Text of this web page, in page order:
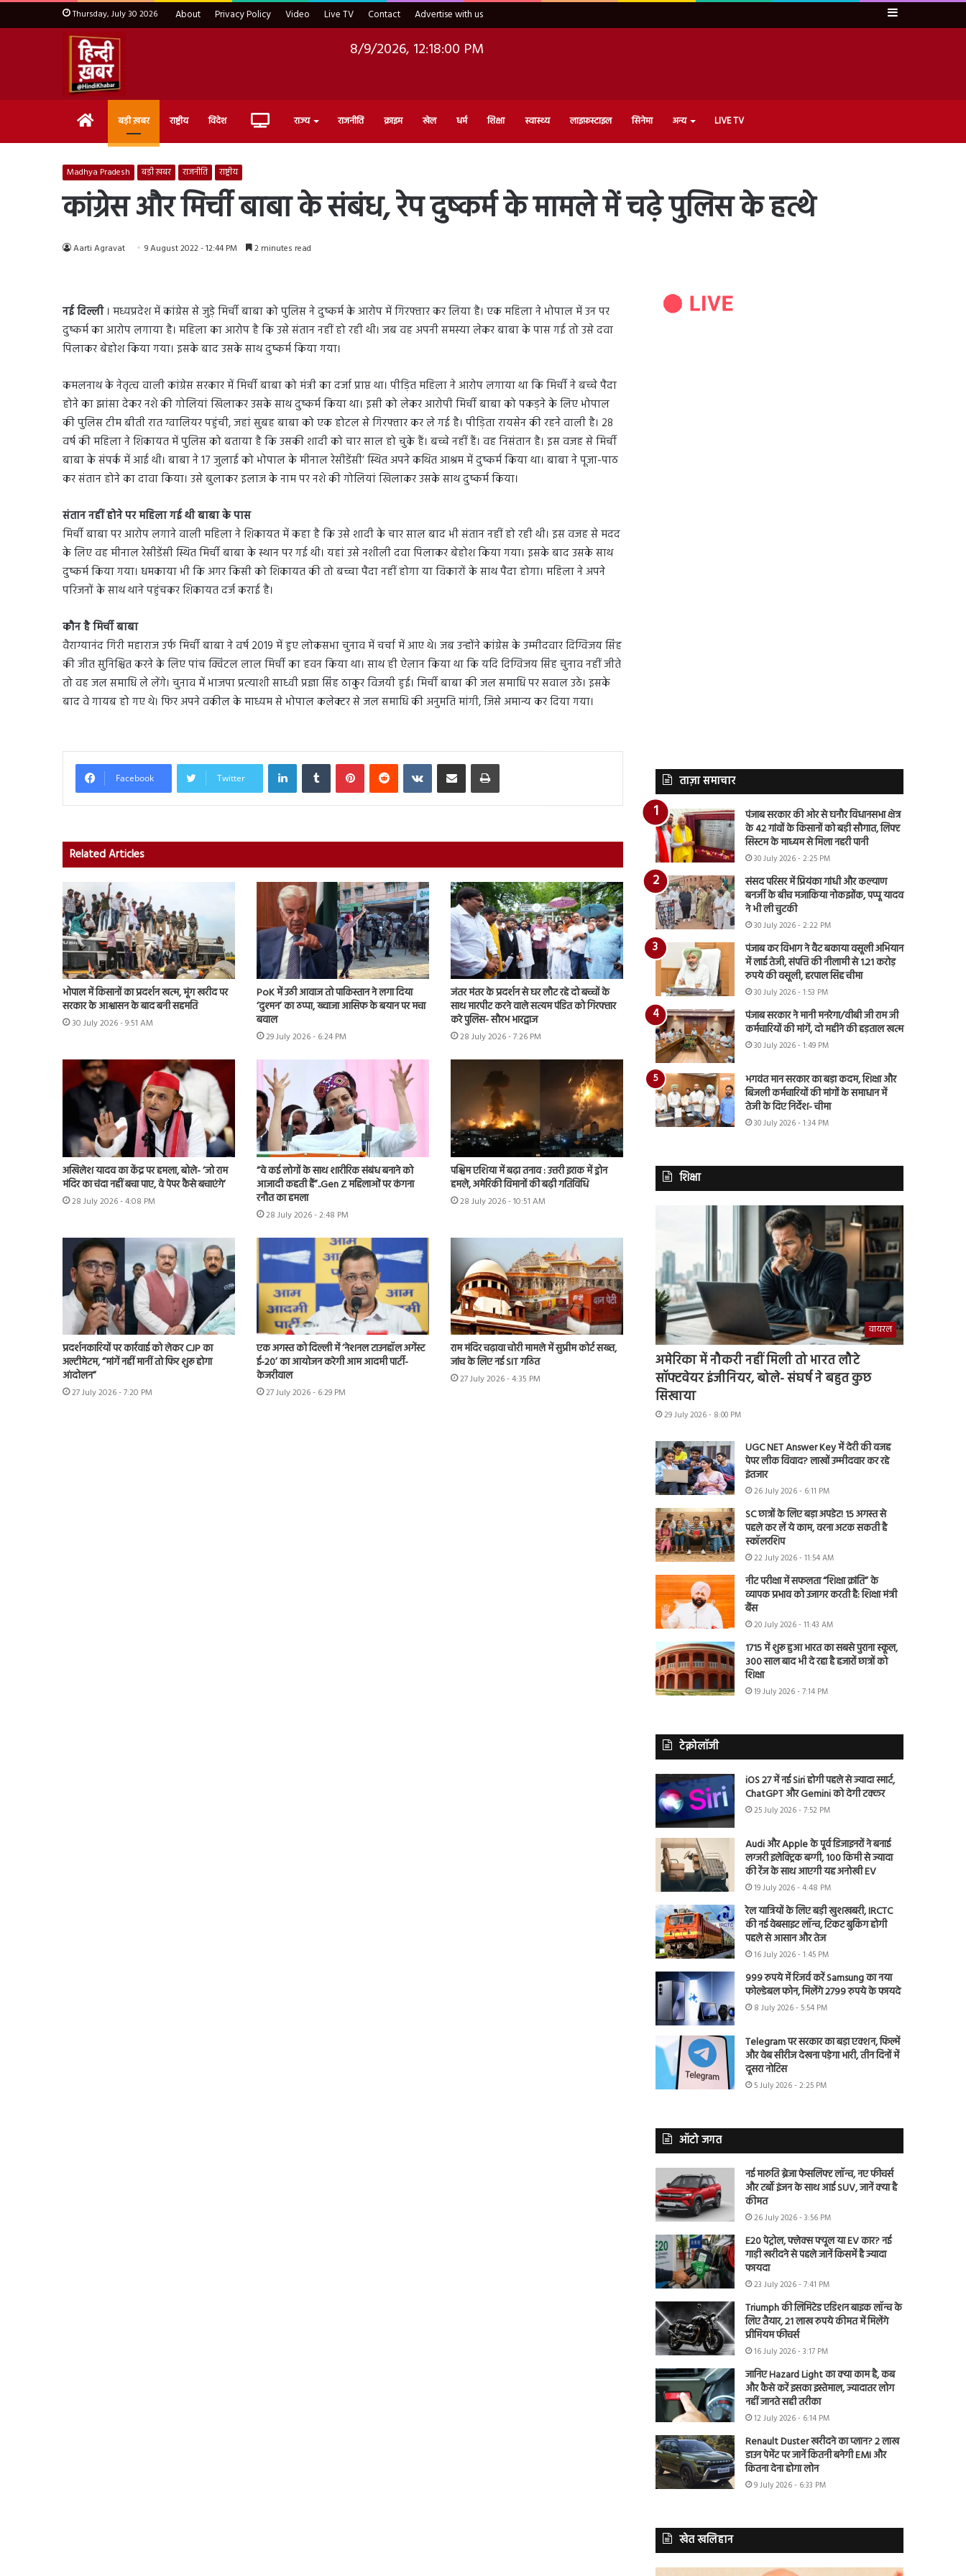
Thursday, July 30 2026 About Privacy Policy Video Live TV Contact Advertise with us Sidebar
8/9/2026, 12:18:01 PM
Home बड़ी ख़बर राष्ट्रीय विदेश Live राज्य राजनीति क्राइम खेल धर्म शिक्षा स्वास्थ्य लाइफ़स्टाइल सिनेमा अन्य LIVE TV
Madhya Pradesh बड़ी ख़बर राजनीति राष्ट्रीय
कांग्रेस और मिर्ची बाबा के संबंध, रेप दुष्कर्म के मामले में चढ़े पुलिस के हत्थे
Aarti Agravat 9 August 2022 - 12:44 PM 2 minutes read
नई दिल्ली। मध्यप्रदेश में कांग्रेस से जुड़े मिर्ची बाबा को पुलिस ने दुष्कर्म के आरोप में गिरफ्तार कर लिया है। एक महिला ने भोपाल में उन पर
दुष्कर्म का आरोप लगाया है। महिला का आरोप है कि उसे संतान नहीं हो रही थी। जब वह अपनी समस्या लेकर बाबा के पास गई तो उसे दवा
पिलाकर बेहोश किया गया। इसके बाद उसके साथ दुष्कर्म किया गया।
कमलनाथ के नेतृत्व वाली कांग्रेस सरकार में मिर्ची बाबा को मंत्री का दर्जा प्राप्त था। पीड़ित महिला ने आरोप लगाया था कि मिर्ची ने बच्चे पैदा
होने का झांसा देकर नशे की गोलियां खिलाकर उसके साथ दुष्कर्म किया था। इसी को लेकर आरोपी मिर्ची बाबा को पकड़ने के लिए भोपाल
की पुलिस टीम बीती रात ग्वालियर पहुंची, जहां सुबह बाबा को एक होटल से गिरफ्तार कर ले गई है। पीड़िता रायसेन की रहने वाली है। 28
वर्ष की महिला ने शिकायत में पुलिस को बताया है कि उसकी शादी को चार साल हो चुके हैं। बच्चे नहीं हैं। वह निसंतान है। इस वजह से मिर्ची
बाबा के संपर्क में आई थी। बाबा ने 17 जुलाई को भोपाल के मीनाल रेसीडेंसी’ स्थित अपने कथित आश्रम में दुष्कर्म किया था। बाबा ने पूजा-पाठ
कर संतान होने का दावा किया। उसे बुलाकर इलाज के नाम पर नशे की गोलियां खिलाकर उसके साथ दुष्कर्म किया।
संतान नहीं होने पर महिला गई थी बाबा के पास
मिर्ची बाबा पर आरोप लगाने वाली महिला ने शिकायत में कहा है कि उसे शादी के चार साल बाद भी संतान नहीं हो रही थी। इस वजह से मदद
के लिए वह मीनाल रेसीडेंसी स्थित मिर्ची बाबा के स्थान पर गई थी। यहां उसे नशीली दवा पिलाकर बेहोश किया गया। इसके बाद उसके साथ
दुष्कर्म किया गया। धमकाया भी कि अगर किसी को शिकायत की तो बच्चा पैदा नहीं होगा या विकारों के साथ पैदा होगा। महिला ने अपने
परिजनों के साथ थाने पहुंचकर शिकायत दर्ज कराई है।
कौन है मिर्ची बाबा
वैराग्यानंद गिरी महाराज उर्फ मिर्ची बाबा ने वर्ष 2019 में हुए लोकसभा चुनाव में चर्चा में आए थे। जब उन्होंने कांग्रेस के उम्मीदवार दिग्विजय सिंह
की जीत सुनिश्चित करने के लिए पांच क्विंटल लाल मिर्ची का हवन किया था। साथ ही ऐलान किया था कि यदि दिग्विजय सिंह चुनाव नहीं जीते
तो वह जल समाधि ले लेंगे। चुनाव में भाजपा प्रत्याशी साध्वी प्रज्ञा सिंह ठाकुर विजयी हुई। मिर्ची बाबा की जल समाधि पर सवाल उठे। इसके
बाद वे गायब हो गए थे। फिर अपने वकील के माध्यम से भोपाल कलेक्टर से जल समाधि की अनुमति मांगी, जिसे अमान्य कर दिया गया।
Facebook Twitter
LinkedInTumblr PinterestReddit VKontakteShare via Email Print
Related Articles
भोपाल में किसानों का प्रदर्शन खत्म, मूंग खरीद पर
सरकार के आश्वासन के बाद बनी सहमति
30 July 2026 - 9:51 AM
PoK में उठी आवाज तो पाकिस्तान ने लगा दिया
‘दुश्मन’ का ठप्पा, ख्वाजा आसिफ के बयान पर मचा
बवाल
29 July 2026 - 6:24 PM
जंतर मंतर के प्रदर्शन से घर लौट रहे दो बच्चों के
साथ मारपीट करने वाले सत्यम पंडित को गिरफ्तार
करे पुलिस- सौरभ भारद्वाज
28 July 2026 - 7:26 PM
अखिलेश यादव का केंद्र पर हमला, बोले- ‘जो राम
मंदिर का चंदा नहीं बचा पाए, वे पेपर कैसे बचाएंगे’
28 July 2026 - 4:08 PM
“वे कई लोगों के साथ शारीरिक संबंध बनाने को
आजादी कहती हैं”..Gen Z महिलाओं पर कंगना
रनौत का हमला
28 July 2026 - 2:48 PM
पश्चिम एशिया में बढ़ा तनाव : उत्तरी इराक में ड्रोन
हमले, अमेरिकी विमानों की बढ़ी गतिविधि
28 July 2026 - 10:51 AM
प्रदर्शनकारियों पर कार्रवाई को लेकर CJP का
अल्टीमेटम, “मांगें नहीं मानीं तो फिर शुरू होगा
आंदोलन”
27 July 2026 - 7:20 PM
एक अगस्त को दिल्ली में ‘नेशनल टाउनहॉल अगेंस्ट
ई-20’ का आयोजन करेगी आम आदमी पार्टी-
केजरीवाल
27 July 2026 - 6:29 PM
राम मंदिर चढ़ावा चोरी मामले में सुप्रीम कोर्ट सख्त,
जांच के लिए नई SIT गठित
27 July 2026 - 4:35 PM
ताज़ा समाचार
पंजाब सरकार की ओर से घनौर विधानसभा क्षेत्र
के 42 गांवों के किसानों को बड़ी सौगात, लिफ्ट
सिस्टम के माध्यम से मिला नहरी पानी
30 July 2026 - 2:25 PM
संसद परिसर में प्रियंका गांधी और कल्याण
बनर्जी के बीच मजाकिया नोकझोंक, पप्पू यादव
ने भी ली चुटकी
30 July 2026 - 2:22 PM
पंजाब कर विभाग ने वैट बकाया वसूली अभियान
में लाई तेजी, संपत्ति की नीलामी से 1.21 करोड़
रुपये की वसूली, हरपाल सिंह चीमा
30 July 2026 - 1:53 PM
पंजाब सरकार ने मानी मनरेगा/वीबी जी राम जी
कर्मचारियों की मांगें, दो महीने की हड़ताल खत्म
30 July 2026 - 1:49 PM
भगवंत मान सरकार का बड़ा कदम, शिक्षा और
बिजली कर्मचारियों की मांगों के समाधान में
तेजी के दिए निर्देश- चीमा
30 July 2026 - 1:34 PM
शिक्षा
वायरल
अमेरिका में नौकरी नहीं मिली तो भारत लौटे
सॉफ्टवेयर इंजीनियर, बोले- संघर्ष ने बहुत कुछ
सिखाया
29 July 2026 - 8:00 PM
UGC NET Answer Key में देरी की वजह
पेपर लीक विवाद? लाखों उम्मीदवार कर रहे
इंतजार
26 July 2026 - 6:11 PM
SC छात्रों के लिए बड़ा अपडेट! 15 अगस्त से
पहले कर लें ये काम, वरना अटक सकती है
स्कॉलरशिप
22 July 2026 - 11:54 AM
नीट परीक्षा में सफलता “शिक्षा क्रांति” के
व्यापक प्रभाव को उजागर करती है: शिक्षा मंत्री
बैंस
20 July 2026 - 11:43 AM
1715 में शुरू हुआ भारत का सबसे पुराना स्कूल,
300 साल बाद भी दे रहा है हजारों छात्रों को
शिक्षा
19 July 2026 - 7:14 PM
टेक्नोलॉजी
iOS 27 में नई Siri होगी पहले से ज्यादा स्मार्ट,
ChatGPT और Gemini को देगी टक्कर
25 July 2026 - 7:52 PM
Audi और Apple के पूर्व डिजाइनरों ने बनाई
लग्जरी इलेक्ट्रिक बग्गी, 100 किमी से ज्यादा
की रेंज के साथ आएगी यह अनोखी EV
19 July 2026 - 4:48 PM
रेल यात्रियों के लिए बड़ी खुशखबरी, IRCTC
की नई वेबसाइट लॉन्च, टिकट बुकिंग होगी
पहले से आसान और तेज
16 July 2026 - 1:45 PM
999 रुपये में रिजर्व करें Samsung का नया
फोल्डेबल फोन, मिलेंगे 2799 रुपये के फायदे
8 July 2026 - 5:54 PM
Telegram पर सरकार का बड़ा एक्शन, फिल्में
और वेब सीरीज देखना पड़ेगा भारी, तीन दिनों में
दूसरा नोटिस
5 July 2026 - 2:25 PM
ऑटो जगत
नई मारुति ब्रेजा फेसलिफ्ट लॉन्च, नए फीचर्स
और टर्बो इंजन के साथ आई SUV, जानें क्या है
कीमत
26 July 2026 - 3:56 PM
E20 पेट्रोल, फ्लेक्स फ्यूल या EV कार? नई
गाड़ी खरीदने से पहले जानें किसमें है ज्यादा
फायदा
23 July 2026 - 7:41 PM
Triumph की लिमिटेड एडिशन बाइक लॉन्च के
लिए तैयार, 21 लाख रुपये कीमत में मिलेंगे
प्रीमियम फीचर्स
16 July 2026 - 3:17 PM
जानिए Hazard Light का क्या काम है, कब
और कैसे करें इसका इस्तेमाल, ज्यादातर लोग
नहीं जानते सही तरीका
12 July 2026 - 6:14 PM
Renault Duster खरीदने का प्लान? 2 लाख
डाउन पेमेंट पर जानें कितनी बनेगी EMI और
कितना देना होगा लोन
9 July 2026 - 6:33 PM
खेत खलिहान